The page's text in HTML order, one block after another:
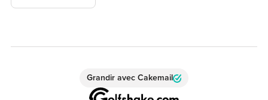
Grandir avec Cakemail